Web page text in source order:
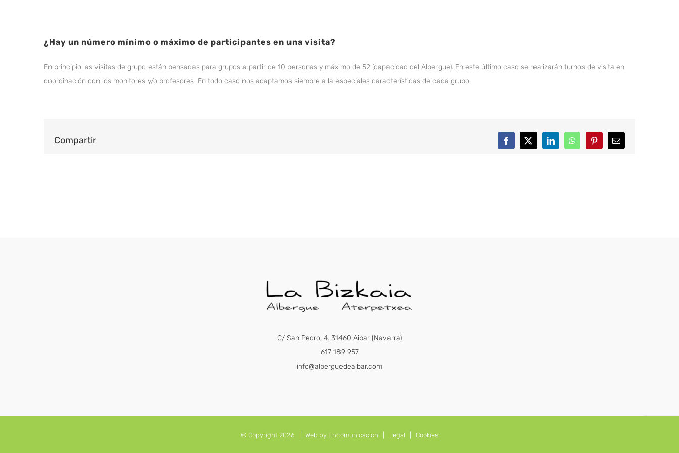
¿Hay un número mínimo o máximo de participantes en una visita?
En principio las visitas de grupo están pensadas para grupos a partir de 10 personas y máximo de 52 (capacidad del Albergue). En este último caso se realizarán turnos de visita en
coordinación con los monitores y/o profesores. En todo caso nos adaptamos siempre a la especiales características de cada grupo.
Compartir Facebook
X LinkedInWhatsAppPinterestCorreo
electrónico
C/ San Pedro, 4. 31460 Aibar (Navarra)
617 189 957
info@alberguedeaibar.com
© Copyright 2026 | Web by Encomunicacion | Legal | Cookies